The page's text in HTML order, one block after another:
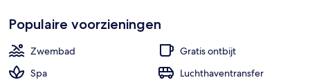
i
e
Populaire voorzieningen
Zwembad
Gratis ontbijt
Spa
Luchthaventransfer